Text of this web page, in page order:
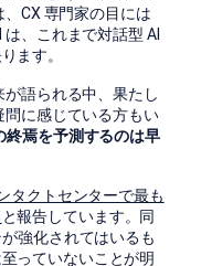
CX 専門家の目には
、これまで対話型 AI
ます。
が語られる中、果たし
問に感じている方もい
終焉を予測するのは早
タクトセンターで最も
と報告しています。同
強化されてはいるも
っていないことが明